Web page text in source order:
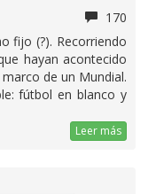
170
fijo (?). Recorriendo
hayan acontecido
de un Mundial.
fútbol en blanco y
Leer más